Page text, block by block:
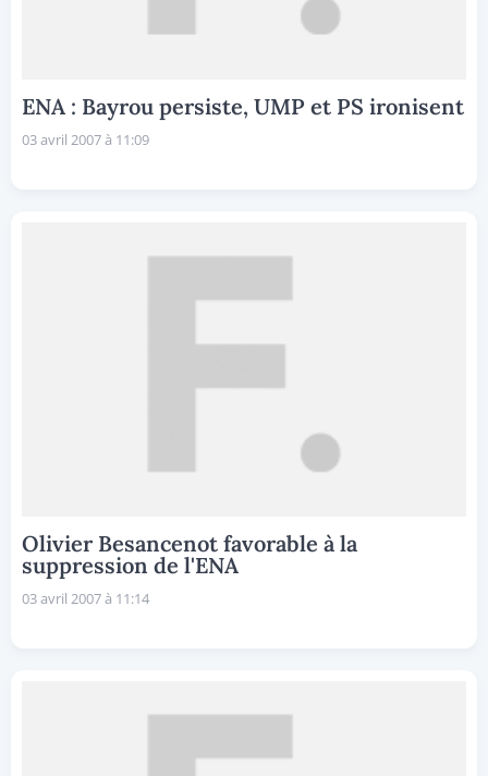
ENA : Bayrou persiste, UMP et PS ironisent
03 avril 2007 à 11:09
Olivier Besancenot favorable à la
suppression de l'ENA
03 avril 2007 à 11:14